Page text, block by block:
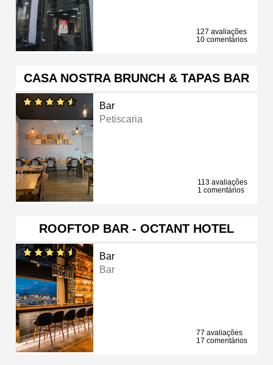
127 avaliações
10 comentários
CASA NOSTRA BRUNCH & TAPAS BAR
Bar
Petiscaria
113 avaliações
1 comentários
ROOFTOP BAR - OCTANT HOTEL
Bar
Bar
77 avaliações
17 comentários